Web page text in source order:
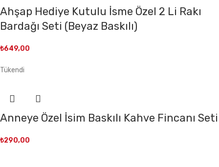
Ahşap Hediye Kutulu İsme Özel 2 Li Rakı
Bardağı Seti (Beyaz Baskılı)
₺649,00
Tükendi
Anneye Özel İsim Baskılı Kahve Fincanı Seti
₺290,00